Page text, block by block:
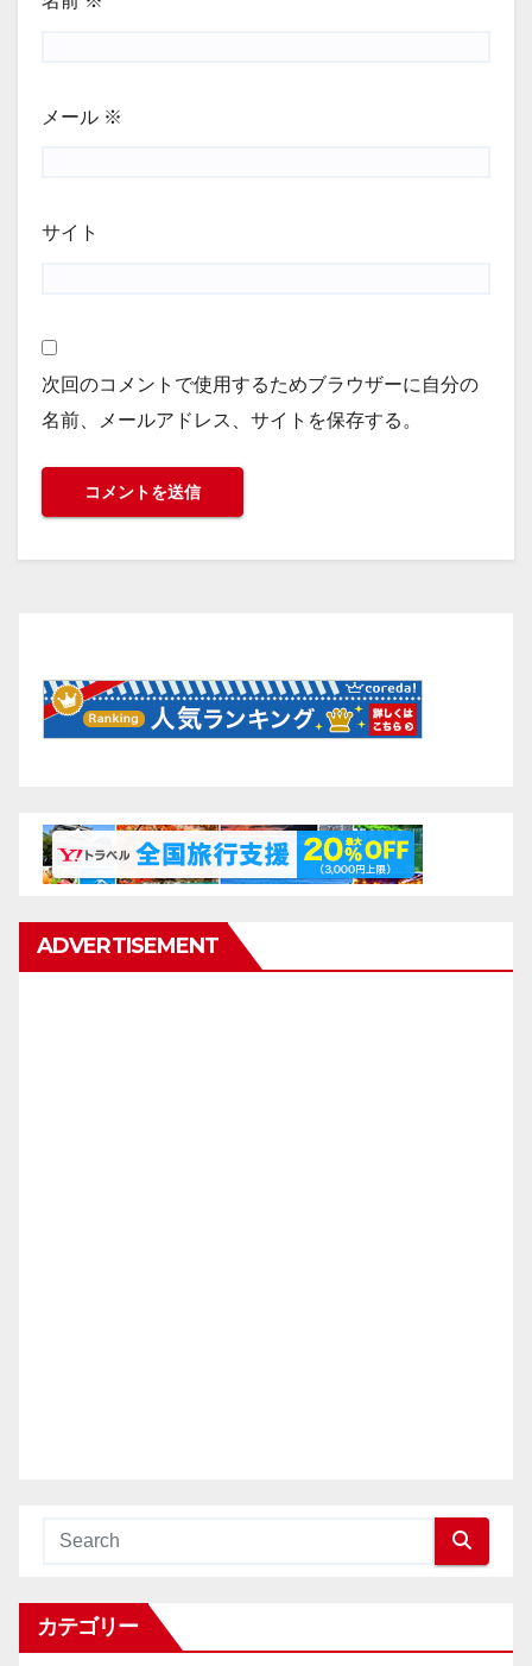
メール ※
サイト
次回のコメントで使用するためブラウザーに自分の
名前、メールアドレス、サイトを保存する。
ADVERTISEMENT
カテゴリー